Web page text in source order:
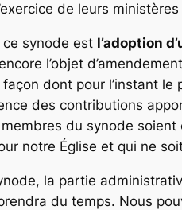
de leurs
synode est l’adoption
l’objet
dont pour l’instant
des contributions
du synode soient
notre Église et qui ne
la partie
du temps. Nous